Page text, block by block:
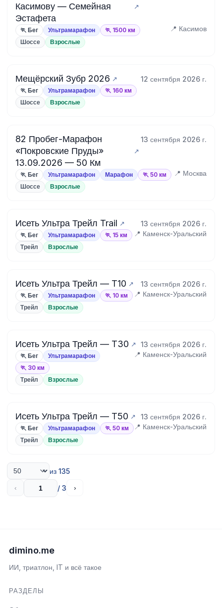
Касимову — Семейная
Эстафета
🏃 Бег Ультрамарафон 🏃 1500 км 📍 Касимов
Шоссе Взрослые
Мещёрский Зубр 2026 12 сентября 2026 г.
🏃 Бег Ультрамарафон
🏃 160 км
Шоссе
Взрослые
82 Пробег-Марафон
«Покровские Пруды»
13.09.2026 — 50 Км
13 сентября 2026 г.
🏃 Бег Ультрамарафон Марафон 🏃 50 км 📍 Москва
Шоссе Взрослые
Исеть Ультра Трейл Trail 13 сентября 2026 г.
🏃 Бег Ультрамарафон 🏃 15 км 📍 Каменск-Уральский
Трейл Взрослые
Исеть Ультра Трейл — T10 13 сентября 2026 г.
🏃 Бег Ультрамарафон 🏃 10 км 📍 Каменск-Уральский
Трейл Взрослые
Исеть Ультра Трейл — T30 13 сентября 2026 г.
🏃 Бег
Ультрамарафон
🏃 30 км
📍 Каменск-Уральский
Трейл Взрослые
Исеть Ультра Трейл — T50 13 сентября 2026 г.
🏃 Бег Ультрамарафон 🏃 50 км 📍 Каменск-Уральский
Трейл Взрослые
из 135
‹ / 3 ›
dimino.me
ИИ, триатлон, IT и всё такое
РАЗДЕЛЫ